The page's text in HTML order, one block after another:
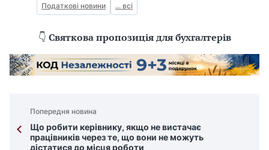
Податкові новини
... всі
👇 Святкова пропозиція для бухгалтерів
Попередня новина
Що робити керівнику, якщо не вистачає
працівників через те, що вони не можуть
дістатися до місця роботи